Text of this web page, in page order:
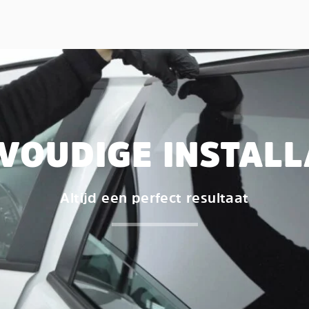
Altijd een perfect resultaat